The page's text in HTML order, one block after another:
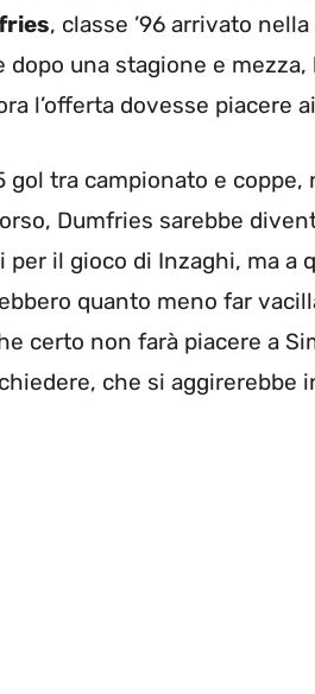
, classe ’96 arrivato
dopo una stagione e
l’offerta dovesse piacere
gol tra campionato e
Dumfries sarebbe
per il gioco di Inzaghi, ma a
quanto meno far
certo non farà piacere a
che si aggirerebbe